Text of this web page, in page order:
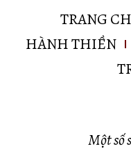
TRANG
HÀNH THIỀN
Một số